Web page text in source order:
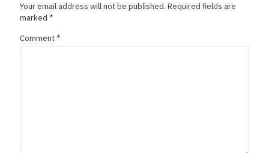
Your email address will not be published. Required fields are
marked *
Comment *